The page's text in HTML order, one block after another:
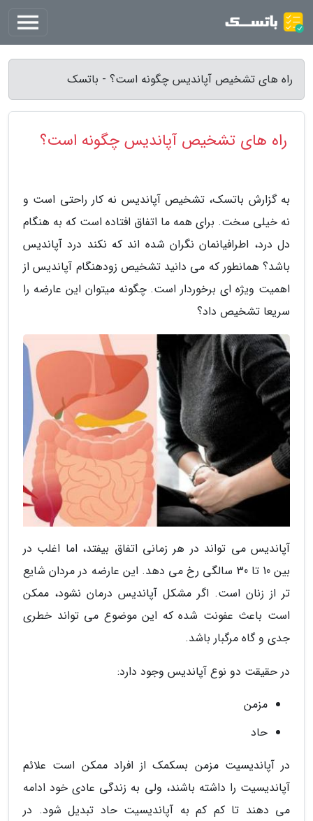
راه های تشخیص آپاندیس چگونه است؟ - باتسک
راه های تشخیص آپاندیس چگونه است؟
به گزارش باتسک، تشخیص آپاندیس نه کار راحتی است و
نه خیلی سخت. برای همه ما اتفاق افتاده است که به هنگام
دل درد، اطرافیانمان نگران شده اند که نکند درد آپاندیس
باشد؟ همانطور که می دانید تشخیص زودهنگام آپاندیس از
اهمیت ویژه ای برخوردار است. چگونه میتوان این عارضه را
سریعا تشخیص داد؟
آپاندیس می تواند در هر زمانی اتفاق بیفتد، اما اغلب در
بین 10 تا 30 سالگی رخ می دهد. این عارضه در مردان شایع
تر از زنان است. اگر مشکل آپاندیس درمان نشود، ممکن
است باعث عفونت شده که این موضوع می تواند خطری
جدی و گاه مرگبار باشد.
در حقیقت دو نوع آپاندیس وجود دارد:
مزمن
حاد
در آپاندیسیت مزمن بسکمک از افراد ممکن است علائم
آپاندیسیت را داشته باشند، ولی به زندگی عادی خود ادامه
می دهند تا کم کم به آپاندیسیت حاد تبدیل شود. در